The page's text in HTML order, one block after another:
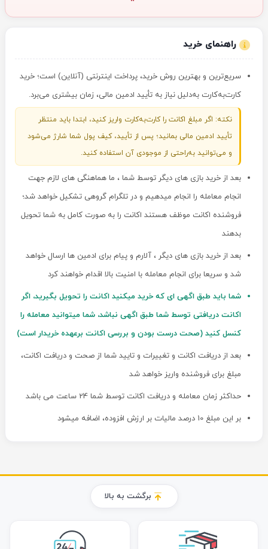
راهنمای خرید
سریع‌ترین و بهترین روش خرید، پرداخت اینترنتی (آنلاین) است؛ خرید
کارت‌به‌کارت به‌دلیل نیاز به تأیید ادمین مالی، زمان بیشتری می‌برد.
نکته: اگر مبلغ اکانت را کارت‌به‌کارت واریز کنید، ابتدا باید منتظر
تأیید ادمین مالی بمانید؛ پس از تأیید، کیف پول شما شارژ می‌شود
و می‌توانید به‌راحتی از موجودی آن استفاده کنید.
بعد از خرید بازی های دیگر توسط شما ، ما هماهنگی های لازم جهت
انجام معامله را انجام میدهیم و در تلگرام گروهی تشکیل خواهد شد؛
فروشنده اکانت موظف هستند اکانت را به صورت کامل به شما تحویل
بدهند
بعد از خرید بازی های دیگر ، آلارم و پیام برای ادمین ها ارسال خواهد
شد و سریعا برای انجام معامله با امنیت بالا اقدام خواهند کرد
شما باید طبق اگهی ای که خرید میکنید اکانت را تحویل بگیرید، اگر
اکانت دریافتی توسط شما طبق اگهی نباشد، شما میتوانید معامله را
کنسل کنید (صحت درست بودن و بررسی اکانت برعهده خریدار است)
بعد از دریافت اکانت و تغییرات و تایید شما از صحت و دریافت اکانت،
مبلغ برای فروشنده واریز خواهد شد
حداکثر زمان معامله و دریافت اکانت توسط شما 24 ساعت می باشد
بر این مبلغ 10 درصد مالیات بر ارزش افزوده، اضافه میشود
برگشت به بالا